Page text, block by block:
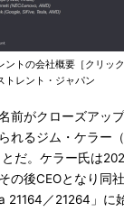
ントの会社概要［クリッ
トレント・ジャパン
前がクローズアッ
れるジム・ケラー
だ。ケラー氏は
の後CEOとなり同
21164／21264」に